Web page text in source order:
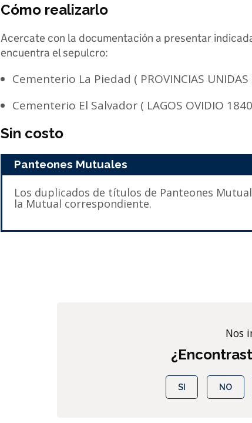
Cómo realizarlo
Acercate con la documentación a presentar
encuentra el sepulcro:
Cementerio La Piedad ( PROVINCIAS UNIDAS
Cementerio El Salvador ( LAGOS OVIDIO
Sin costo
Panteones Mutuales
Los duplicados de títulos de Panteones
la Mutual correspondiente.
Nos
SI NO